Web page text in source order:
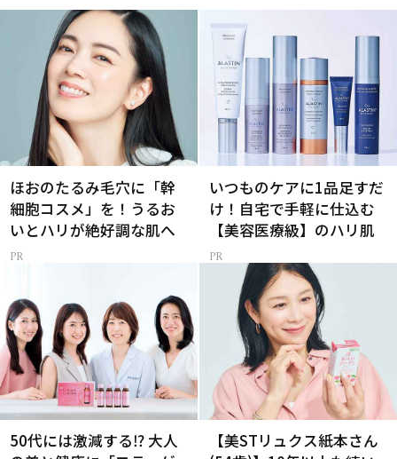
ほおのたるみ毛穴に「幹
細胞コスメ」を！うるお
いとハリが絶好調な肌へ
いつものケアに1品足すだ
け！自宅で手軽に仕込む
【美容医療級】のハリ肌
50代には激減する⁉ 大人
【美STリュクス紙本さん